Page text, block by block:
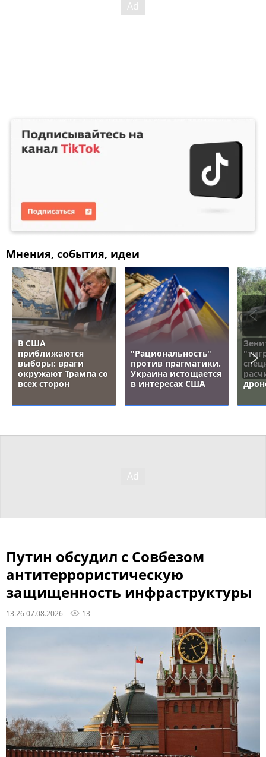
Мнения, события, идеи
В США
приближаются
выборы: враги
окружают Трампа со
всех сторон
"Рациональность"
против прагматики.
Украина истощается
в интересах США
Путин обсудил с Совбезом
антитеррористическую
защищенность инфраструктуры
13:26 07.08.2026 13